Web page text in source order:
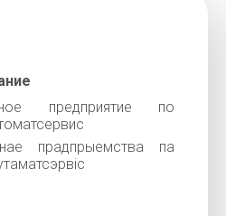
предприятие по
прадпрыемства па